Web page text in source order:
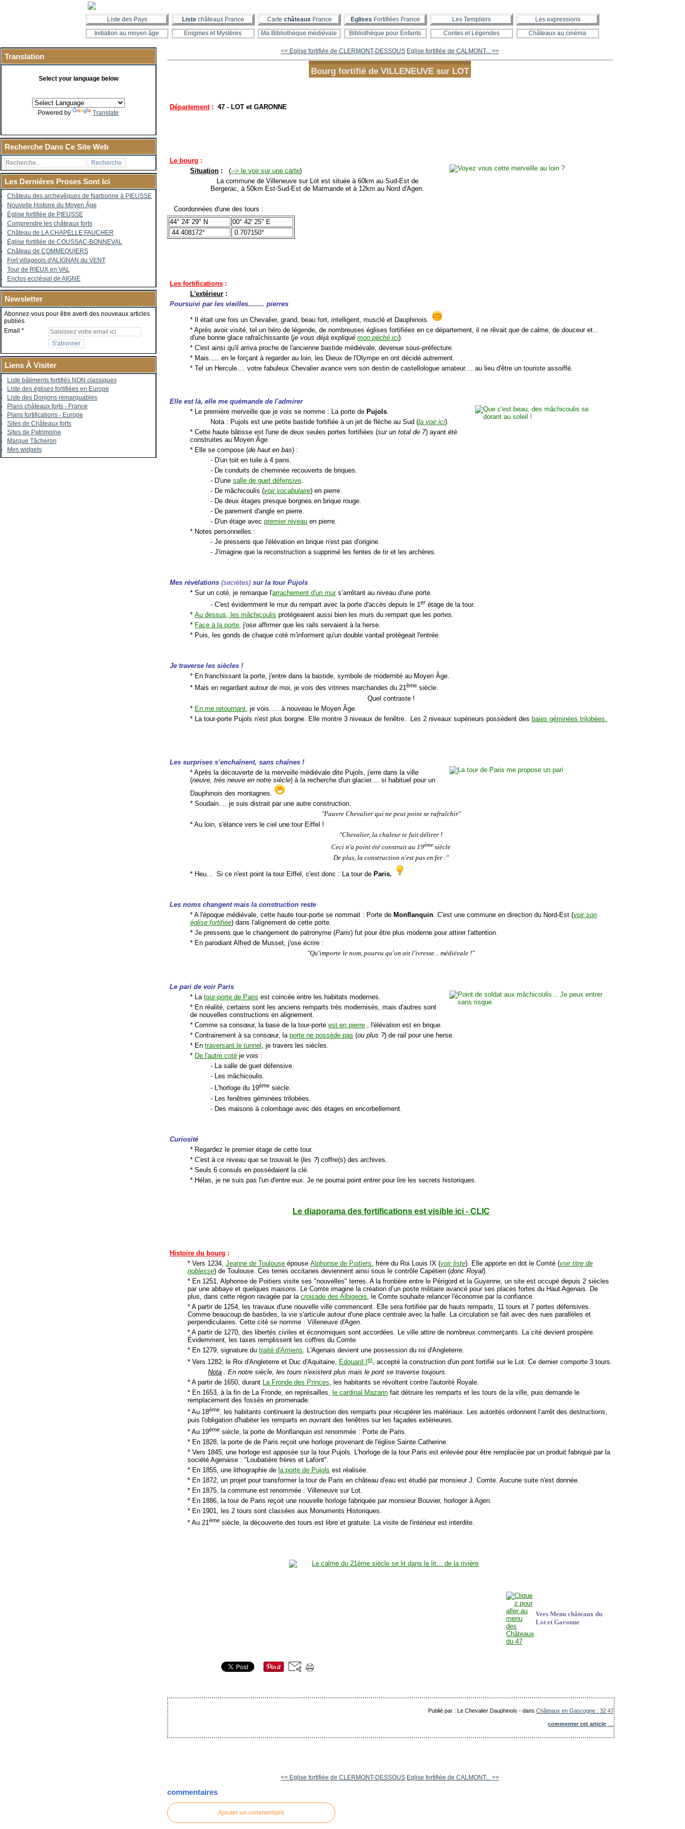
Liste des Pays Liste châteaux France Carte châteauxFrance Eglises Fortifiées France Les Templiers
Les expressions
Initiation au moyen âge
Enigmes et Mystères Ma Bibliothèque médiévale Bibliothèque pour Enfants Contes et Légendes Châteaux au cinéma
Translation
Select your language below
Powered by Translate
Recherche Dans Ce Site Web
Les Dernières Proses Sont Ici
Château des archevêques de Narbonne à PIEUSSE
Nouvelle Histoire du Moyen Âge
Église fortifiée de PIEUSSE
Comprendre les châteaux forts
Château de LA CHAPELLE FAUCHER
Église fortifiée de COUSSAC-BONNEVAL
Château de COMMEQUIERS
Fort villageois d'ALIGNAN du VENT
Tour de RIEUX en VAL
Enclos ecclésial de AIGNE
Newsletter
Abonnez-vous pour être averti des nouveaux articles
publiés.
Email
Liens À Visiter
Liste bâtiments fortifiés NON classiques
Liste des églises fortifiées en Europe
Liste des Donjons remarquables
Plans châteaux forts - France
Plans fortifications - Europe
Sites de Châteaux forts
Sites de Patrimoine
Marque Tâcheron
Mes widgets
<< Eglise fortifiée de CLERMONT-DESSOUS Eglise fortifiée de CALMONT... >>
Bourg fortifié de VILLENEUVE sur LOT
Département: 47 - LOT et GARONNE
Le bourg :
Situation : (--> le voir sur une carte)
La commune de Villeneuve sur Lot est située à 60km au Sud-Est de
Bergerac, à 50km Est-Sud-Est de Marmande et à 12km au Nord d'Agen.
Coordonnées d'une des tours :
44° 24' 29" N
00° 42' 25" E
44.408172°
0.707150°
Les fortifications :
L'extérieur :
Poursuivi par les vieilles........ pierres
* Il était une fois un Chevalier, grand, beau fort, intelligent, musclé et Dauphinois.
* Après avoir visité, tel un héro de légende, de nombreuses églises fortifiées en ce département, il ne rêvait que de calme, de douceur et...
d'une bonne glace rafraîchissante (je vous déjà expliquémon péché ici).
* C'est ainsi qu'il arriva proche de l'ancienne bastide médiévale, devenue sous-préfecture.
* Mais..... en le forçant à regarder au loin, les Dieux de l'Olympe en ont décidé autrement.
* Tel un Hercule.... votre fabuleux Chevalier avance vers son destin de castellologue amateur.... au lieu d'être un touriste assoiffé.
Elle est là, elle me quémande de l'admirer
* Le première merveille que je vois se nomme : La porte de Pujols
Nota : Pujols est une petite bastide fortifiée à un jet de flèche au Sud (la voir ici).
* Cette haute bâtisse est l'une de deux seules portes fortifiées (sur un total de 7) ayant été
construites au Moyen Âge.
* Elle se compose (de haut en bas) :
- D'un toit en tuile à 4 pans.
- De conduits de cheminée recouverts de briques.
- D'unesalle de guet défensive
- De mâchicoulis (voir vocabulaire) en pierre.
- De deux étages presque borgnes en brique rouge.
- De parement d'angle en pierre.
- D'un étage avecpremier niveau en pierre.
* Notes personnelles :
- Je pressens que l'élévation en brique n'est pas d'origine.
- J'imagine que la reconstruction a supprimé les fentes de tir et les archères.
Mes révélations(secrètes) sur la tour Pujols
* Sur un coté, je remarque l'arrachement d'un murs’arrêtant au niveau d'une porte.
- C'est évidemment le mur du rempart avec la porte d'accès depuis le 1er étage de la tour.
*Au dessus, les mâchicoulis protégeaient aussi bien les murs du rempart que les portes.
* Face à la porte, j'ose affirmer que les rails servaient à la herse.
* Puis, les gonds de chaque coté m'informent qu'un double vantail protégeait l'entrée.
Je traverse les siècles !
* En franchissant la porte, j'entre dans la bastide, symbole de modernité au Moyen Âge.
* Mais en regardant autour de moi, je vois des vitrines marchandes du 21ème siècle.
Quel contraste !
* En me retournant , je vois..... à nouveau le Moyen Âge.
* La tour-porte Pujols n'est plus borgne. Elle montre 3 niveaux de fenêtre. Les 2 niveaux supérieurs possèdent des baies géminées trilobées.
Les surprises s’enchaînent, sans chaînes !
* Après la découverte de la merveille médiévale dite Pujols, j'erre dans la ville
(neuve, très neuve en notre siècle) à la recherche d'un glacier.... si habituel pour un
Dauphinois des montagnes.
* Soudain.... je suis distrait par une autre construction.
"Pauvre Chevalier qui ne peut point se rafraîchir"
* Au loin, s'élance vers le ciel une tour Eiffel !
"Chevalier, la chaleur te fait délirer !
Ceci n'a point été construit au 19ème siècle
De plus, la construction n'est pas en fer :"
* Heu... Si ce n'est point la tour Eiffel, c'est donc : La tour de Paris.
Les noms changent mais la construction reste
* A l'époque médiévale, cette haute tour-porte se nommait : Porte de Monflanquin. C'est une commune en direction du Nord-Est (voir son
église fortifiée) dans l'alignement de cette porte.
* Je pressens que le changement de patronyme (Paris) fut pour être plus moderne pour attirer l'attention.
* En parodiant Alfred de Musset, j'ose écrire :
"Qu'importe le nom, pourvu qu'on ait l'ivresse... médiévale !"
Le pari de voir Paris
* Latour-porte de Paris est coincée entre les habitats modernes.
* En réalité, certains sont les anciens remparts très modernisés, mais d'autres sont
de nouvelles constructions en alignement.
* Comme sa consœur, la base de la tour-porteest en pierre , l'élévation est en brique.
* Contrairement à sa consœur, laporte ne possède pas (ou plus ?) de rail pour une herse.
* Entraversant le tunnel , je travers les siècles.
* De l'autre coté je vois :
- La salle de guet défensive.
- Les mâchicoulis.
- L'horloge du 19ème siècle.
- Les fenêtres géminées trilobées.
- Des maisons à colombage avec des étages en encorbellement.
Curiosité
* Regardez le premier étage de cette tour.
* C'est à ce niveau que se trouvait le (les ?) coffre(s) des archives.
* Seuls 6 consuls en possédaient la clé.
* Hélas, je ne suis pas l'un d'entre eux. Je ne pourrai point entrer pour lire les secrets historiques.
Le diaporama des fortifications est visible ici - CLIC
Histoire du bourg :
* Vers 1234,Jeanne de Toulouse épouseAlphonse de Poitiers , frère du Roi Louis IX (voir liste). Elle apporte en dot le Comté (voir titre de
noblesse) de Toulouse. Ces terres occitanes deviennent ainsi sous le contrôle Capétien (donc Royal).
* En 1251, Alphonse de Poitiers visite ses "nouvelles" terres. A la frontière entre le Périgord et la Guyenne, un site est occupé depuis 2 siècles
par une abbaye et quelques maisons. Le Comte imagine la création d’un poste militaire avancé pour ses places fortes du Haut Agenais. De
plus, dans cette région ravagée par lacroisade des Albigeois , le Comte souhaite relancer l'économie par la confiance.
* A partir de 1254, les travaux d'une nouvelle ville commencent. Elle sera fortifiée par de hauts remparts, 11 tours et 7 portes défensives.
Comme beaucoup de bastides, la vie s'articule autour d'une place centrale avec la halle. La circulation se fait avec des rues parallèles et
perpendiculaires. Cette cité se nomme : Villeneuve d'Agen.
* A partir de 1270, des libertés civiles et économiques sont accordées. Le ville attire de nombreux commerçants. La cité devient prospère.
Évidemment, les taxes remplissent les coffres du Comte.
* En 1279, signature dutraité d'Amiens . L'Agenais devient une possession du roi d'Angleterre.
* Vers 1282, le Roi d'Angleterre et Duc d'Aquitaine, Édouard Ier, accepté la construction d'un pont fortifié sur le Lot. Ce dernier comporte 3 tours.
Nota : En notre siècle, les tours n'existent plus mais le pont se traverse toujours.
* A partir de 1650, durant La Fronde des Princes, les habitants se révoltent contre l'autorité Royale.
* En 1653, à la fin de La Fronde, en représailles, le cardinal Mazarin fait détruire les remparts et les tours de la ville, puis demande le
remplacement des fossés en promenade.
* Au 18ème, les habitants continuent la destruction des remparts pour récupérer les matériaux. Les autorités ordonnent l’arrêt des destructions,
puis l'obligation d'habiter les remparts en ouvrant des fenêtres sur les façades extérieures.
* Au 19ème siècle, la porte de Monflanquin est renommée : Porte de Paris.
* En 1828, la porte de de Paris reçoit une horloge provenant de l'église Sainte Catherine.
* Vers 1845, une horloge est apposée sur la tour Pujols. L'horloge de la tour Paris est enlevée pour être remplacée par un produit fabriqué par la
société Agenaise : "Loubatière frères et Lafont".
* En 1855, une lithographie de la porte de Pujols est réalisée.
* En 1872, un projet pour transformer la tour de Paris en château d'eau est étudié par monsieur J. Comte. Aucune suite n'est donnée.
* En 1875, la commune est renommée : Villeneuve sur Lot.
* En 1886, la tour de Paris reçoit une nouvelle horloge fabriquée par monsieur Bouvier, horloger à Agen.
* En 1901, les 2 tours sont classées aux Monuments Historiques.
* Au 21ème siècle, la découverte des tours est libre et gratuite. La visite de l'intérieur est interdite.
Vers Menu châteaux du
Lot et Garonne
Publié par : Le Chevalier Dauphinois -dans Châteaux en Gascogne : 32 47
commenter cet article
<< Eglise fortifiée de CLERMONT-DESSOUS Eglise fortifiée de CALMONT... >>
commentaires
Ajouter un commentaire